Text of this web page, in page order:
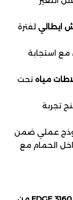
ايطالي لفترة
مع استجابة
مياه تحت
تجربة
عملي ضمن
الحمام مع